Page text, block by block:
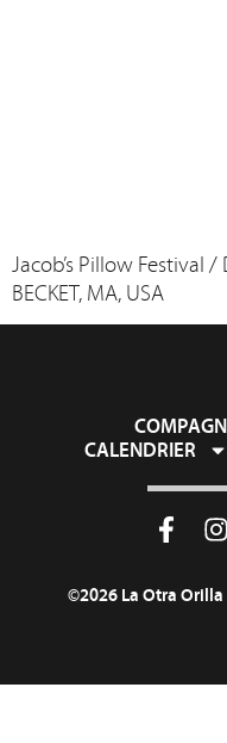
Jacob’s Pillow Festival
BECKET, MA, USA
CALENDRIER
©2026 La Otra Orilla